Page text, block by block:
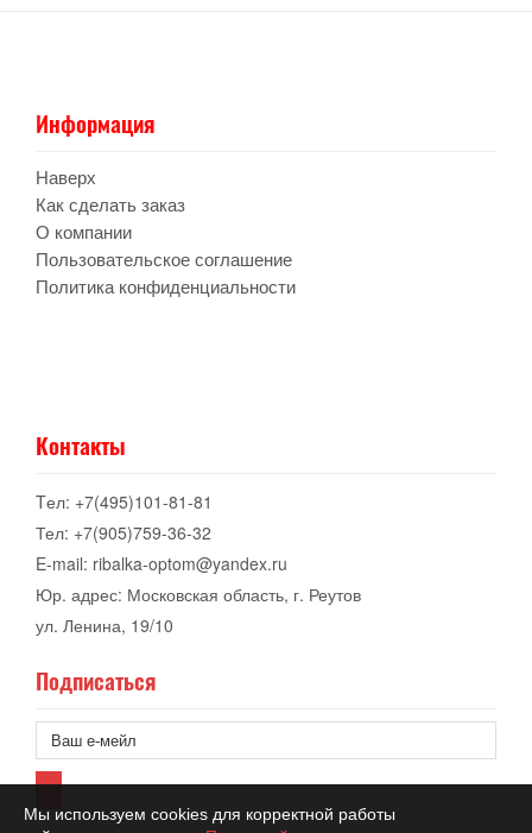
Информация
Наверх
Как сделать заказ
О компании
Пользовательское соглашение
Политика конфиденциальности
Контакты
Tел: +7(495)101-81-81
Тел: +7(905)759-36-32
E-mail: ribalka-optom@yandex.ru
Юр. адрес: Московская область, г. Реутов
ул. Ленина, 19/10
Подписаться
Мы используем cookies для корректной работы